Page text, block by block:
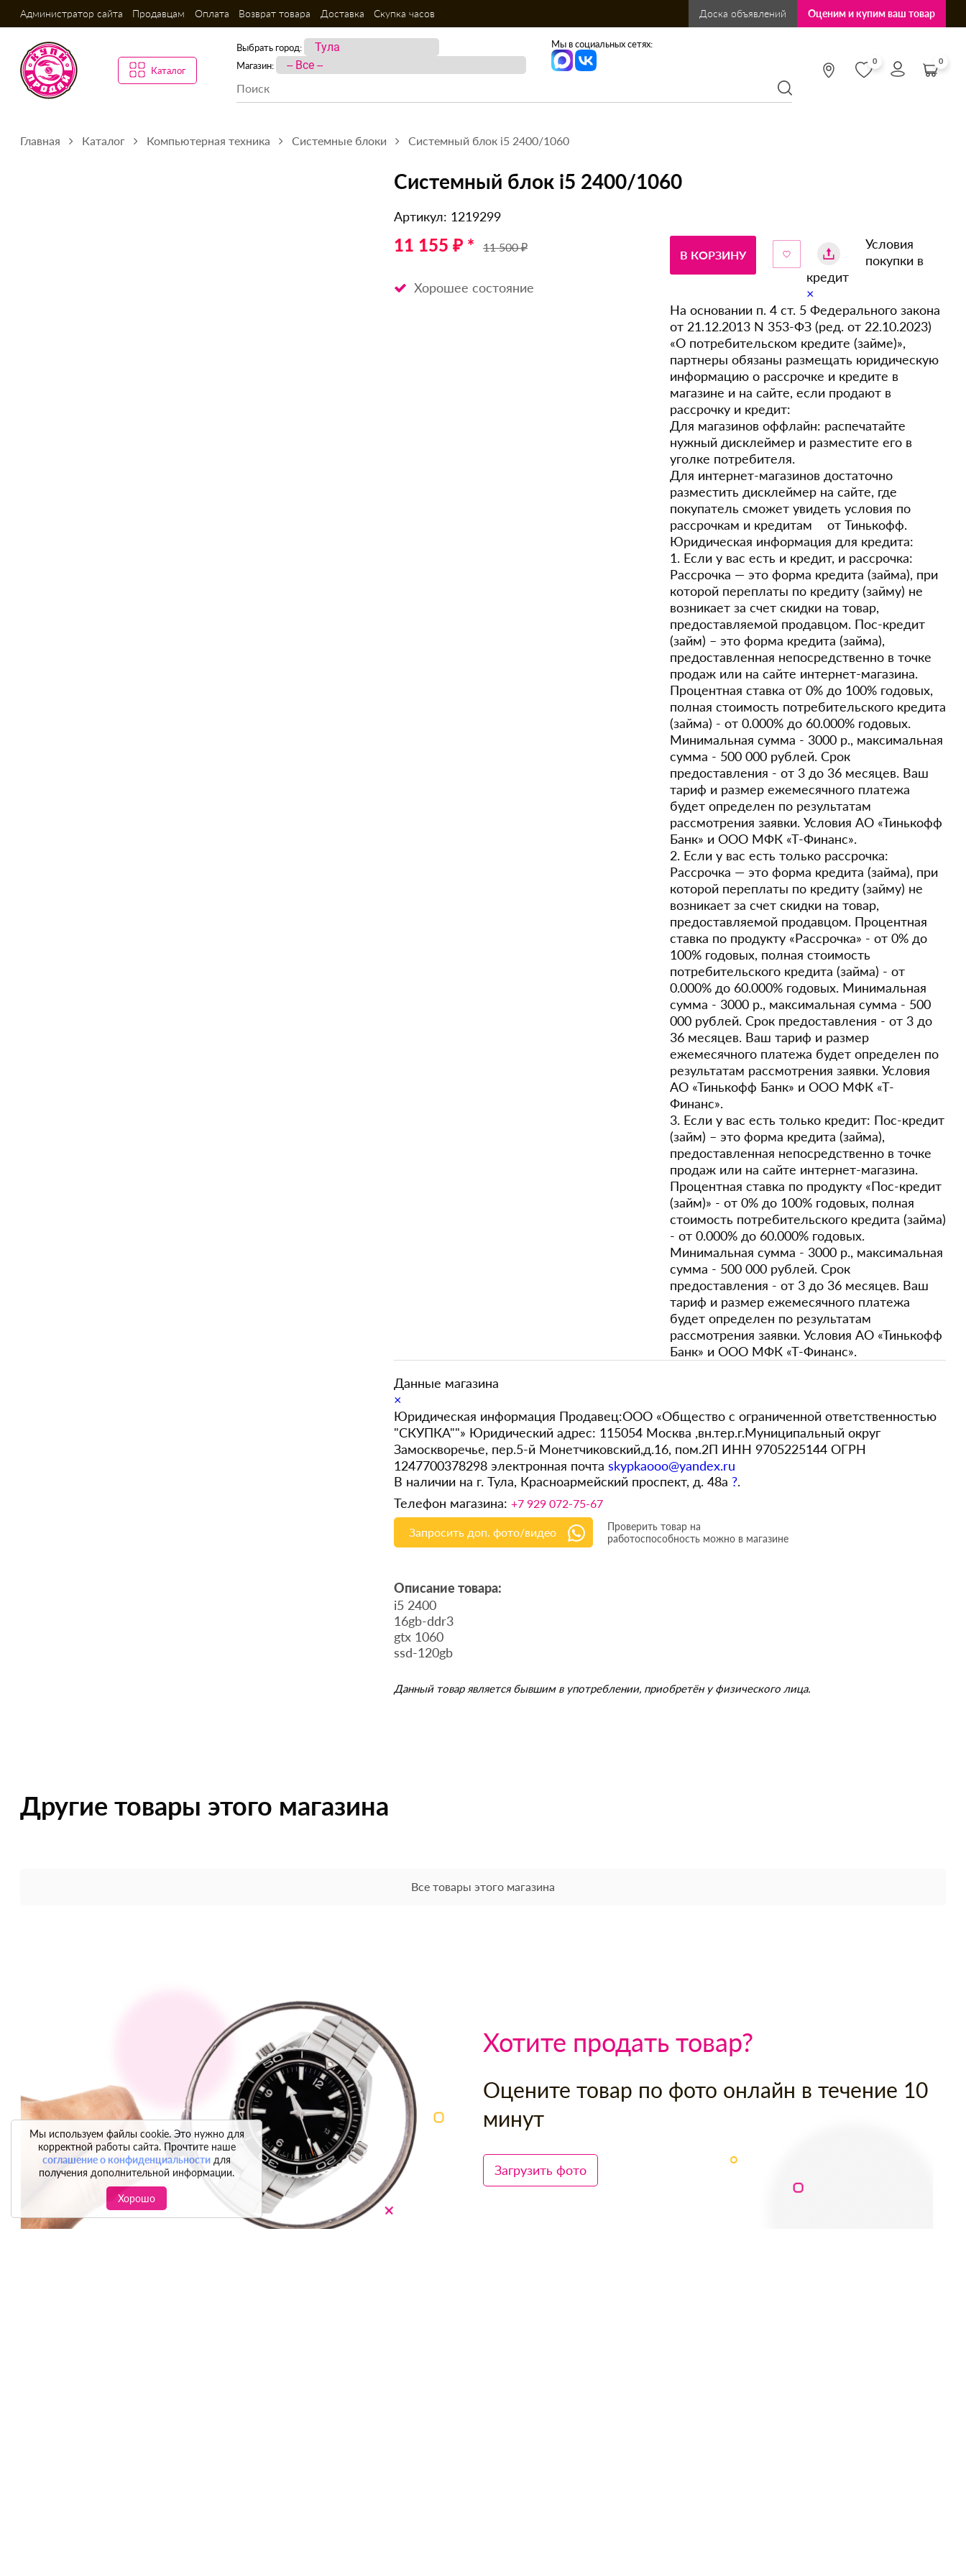
Администратор сайта Продавцам Оплата Возврат товара Доставка Скупка часов Доска объявлений Оценим и купим ваш товар
Каталог
Выбрать город:
Магазин:
Мы в социальных сетях:
0 0
Главная Каталог Компьютерная техника Системные блоки Системный блок i5 2400/1060
Системный блок i5 2400/1060
Артикул: 1219299
11 155 ₽ * 11 500 ₽
Хорошее состояние
В КОРЗИНУ
Условия
покупки в
кредит
×
На основании п. 4 ст. 5 Федерального закона
от 21.12.2013 N 353-ФЗ (ред. от 22.10.2023)
«О потребительском кредите (займе)»,
партнеры обязаны размещать юридическую
информацию о рассрочке и кредите в
магазине и на сайте, если продают в
рассрочку и кредит:
Для магазинов оффлайн: распечатайте
нужный дисклеймер и разместите его в
уголке потребителя.
Для интернет-магазинов достаточно
разместить дисклеймер на сайте, где
покупатель сможет увидеть условия по
рассрочкам и кредитам от Тинькофф.
Юридическая информация для кредита:
1. Если у вас есть и кредит, и рассрочка:
Рассрочка — это форма кредита (займа), при
которой переплаты по кредиту (займу) не
возникает за счет скидки на товар,
предоставляемой продавцом. Пос-кредит
(займ) – это форма кредита (займа),
предоставленная непосредственно в точке
продаж или на сайте интернет-магазина.
Процентная ставка от 0% до 100% годовых,
полная стоимость потребительского кредита
(займа) - от 0.000% до 60.000% годовых.
Минимальная сумма - 3000 р., максимальная
сумма - 500 000 рублей. Срок
предоставления - от 3 до 36 месяцев. Ваш
тариф и размер ежемесячного платежа
будет определен по результатам
рассмотрения заявки. Условия АО «Тинькофф
Банк» и ООО МФК «Т-Финанс».
2. Если у вас есть только рассрочка:
Рассрочка — это форма кредита (займа), при
которой переплаты по кредиту (займу) не
возникает за счет скидки на товар,
предоставляемой продавцом. Процентная
ставка по продукту «Рассрочка» - от 0% до
100% годовых, полная стоимость
потребительского кредита (займа) - от
0.000% до 60.000% годовых. Минимальная
сумма - 3000 р., максимальная сумма - 500
000 рублей. Срок предоставления - от 3 до
36 месяцев. Ваш тариф и размер
ежемесячного платежа будет определен по
результатам рассмотрения заявки. Условия
АО «Тинькофф Банк» и ООО МФК «Т-
Финанс».
3. Если у вас есть только кредит: Пос-кредит
(займ) – это форма кредита (займа),
предоставленная непосредственно в точке
продаж или на сайте интернет-магазина.
Процентная ставка по продукту «Пос-кредит
(займ)» - от 0% до 100% годовых, полная
стоимость потребительского кредита (займа)
- от 0.000% до 60.000% годовых.
Минимальная сумма - 3000 р., максимальная
сумма - 500 000 рублей. Срок
предоставления - от 3 до 36 месяцев. Ваш
тариф и размер ежемесячного платежа
будет определен по результатам
рассмотрения заявки. Условия АО «Тинькофф
Банк» и ООО МФК «Т-Финанс».
Данные магазина
×
Юридическая информация Продавец:ООО «Общество с ограниченной ответственностью
"СКУПКА""» Юридический адрес: 115054 Москва ,вн.тер.г.Муниципальный округ
Замоскворечье, пер.5-й Монетчиковский,д.16, пом.2П ИНН 9705225144 ОГРН
1247700378298 электронная почта skypkaooo@yandex.ru
В наличии на г. Тула, Красноармейский проспект, д. 48а ?.
Телефон магазина: +7 929 072-75-67
Запросить доп. фото/видео
Проверить товар на
работоспособность можно в магазине
Описание товара:
i5 2400
16gb-ddr3
gtx 1060
ssd-120gb
Данный товар является бывшим в употреблении, приобретён у физического лица.
Другие товары этого магазина
Все товары этого магазина
Хотите продать товар?
Оцените товар по фото онлайн в течение 10
минут
Загрузить фото
Мы используем файлы cookie. Это нужно для
корректной работы сайта. Прочтите наше
соглашение о конфиденциальности для
получения дополнительной информации.
Хорошо